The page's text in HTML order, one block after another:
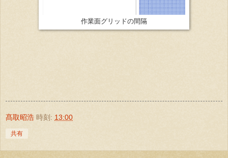
作業面グリッドの間隔
髙取昭浩 時刻: 13:00
共有